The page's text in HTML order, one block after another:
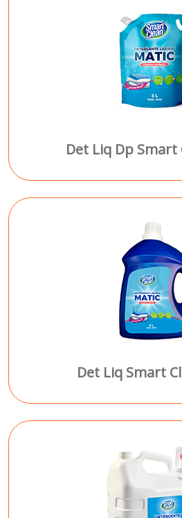
Det Liq Dp Smart
Det Liq Smart